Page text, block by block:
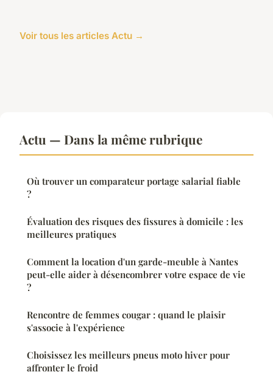
Voir tous les articles Actu →
Actu — Dans la même rubrique
Où trouver un comparateur portage salarial fiable
?
Évaluation des risques des fissures à domicile : les
meilleures pratiques
Comment la location d'un garde-meuble à Nantes
peut-elle aider à désencombrer votre espace de vie
?
Rencontre de femmes cougar : quand le plaisir
s'associe à l'expérience
Choisissez les meilleurs pneus moto hiver pour
affronter le froid